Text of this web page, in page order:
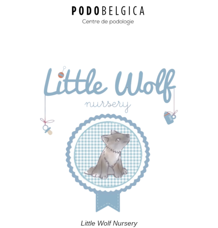
Little Wolf Nursery